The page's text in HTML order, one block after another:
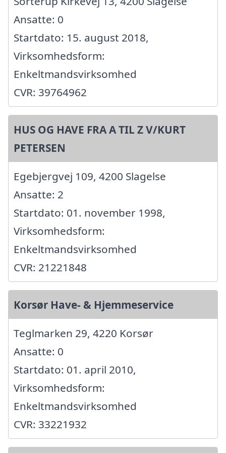
Ansatte: 0
Startdato: 15. august 2018,
Virksomhedsform:
Enkeltmandsvirksomhed
CVR: 39764962
HUS OG HAVE FRA A TIL Z V/KURT
PETERSEN
Egebjergvej 109, 4200 Slagelse
Ansatte: 2
Startdato: 01. november 1998,
Virksomhedsform:
Enkeltmandsvirksomhed
CVR: 21221848
Korsør Have- & Hjemmeservice
Teglmarken 29, 4220 Korsør
Ansatte: 0
Startdato: 01. april 2010,
Virksomhedsform:
Enkeltmandsvirksomhed
CVR: 33221932